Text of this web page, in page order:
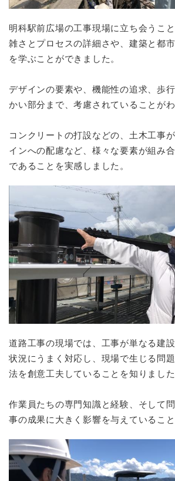
明科駅前広場の工事現場に立ち会うこ
雑さとプロセスの詳細さや、建築と都
を学ぶことができました。
デザインの要素や、機能性の追求、歩
かい部分まで、考慮されていることがわ
コンクリートの打設などの、土木工事
インへの配慮など、様々な要素が組み
であることを実感しました。
道路工事の現場では、工事が単なる建
状況にうまく対応し、現場で生じる問
法を創意工夫していることを知りました
作業員たちの専門知識と経験、そして
事の成果に大きく影響を与えていること